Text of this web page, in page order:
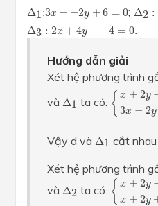
Δ1 :3x − −2y +6 = 0
Δ 1 :3x y+ 6 =0 ; Δ2 :
Δ 2 x
Δ3 : 2x + 4y − −4 = 0.
Δ 3 2 x+ 4 −− 0.
Hướng dẫn giải
Xét hệ phương trình
và Δ1
Δ 1 ta có: { x + 2y
3x − 2y
x 2
Vậy d và Δ1
Δ 1 cắt
Xét hệ phương trình
và Δ2
Δ 2 ta có: { x + 2y
x + 2y
{x +2 y− 2